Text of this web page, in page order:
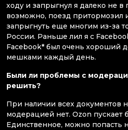
ходу и запрыгнул я далеко не в
возможно, поезд притормозил
запрыгнуть еще многим из-за
России. Раньше лил я с
Facebook* был очень хороший
мешками каждый день.
Были ли проблемы с
решить?
При наличии всех документов
модерацией нет. Ozon пускает
Единственное, можно попасть